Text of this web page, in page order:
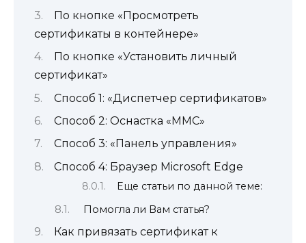
По кнопке «Просмотреть
сертификаты в контейнере»
По кнопке «Установить личный
сертификат»
Способ 1: «Диспетчер сертификатов»
Способ 2: Оснастка «MMC»
Способ 3: «Панель управления»
Способ 4: Браузер Microsoft Edge
Еще статьи по данной теме:
Помогла ли Вам статья?
Как привязать сертификат к